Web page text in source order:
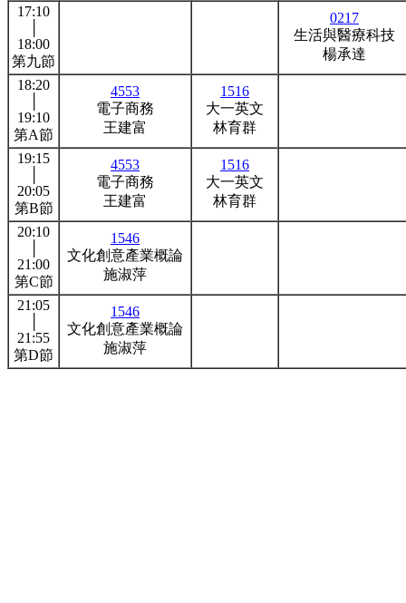
17:10
18:00
第九節
0217
生活與醫療科技
楊承達
18:20
19:10
第A節
4553
電子商務
王建富
1516
大一英文
林育群
19:15
20:05
第B節
4553
電子商務
王建富
1516
大一英文
林育群
20:10
21:00
第C節
1546
文化創意產業概論
施淑萍
21:05
21:55
第D節
1546
文化創意產業概論
施淑萍